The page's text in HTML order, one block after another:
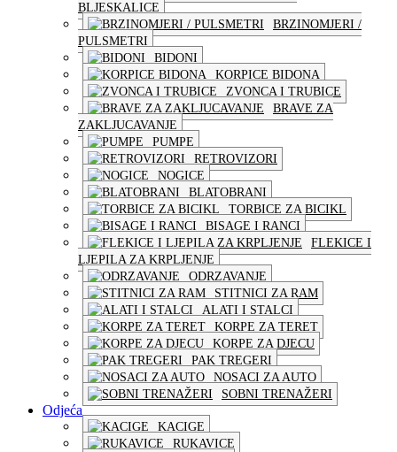
BLJESKALICE
BRZINOMJERI /
PULSMETRI
BIDONI
KORPICE BIDONA
ZVONCA I TRUBICE
BRAVE ZA
ZAKLJUCAVANJE
PUMPE
RETROVIZORI
NOGICE
BLATOBRANI
TORBICE ZA BICIKL
BISAGE I RANCI
FLEKICE I
LJEPILA ZA KRPLJENJE
ODRZAVANJE
STITNICI ZA RAM
ALATI I STALCI
KORPE ZA TERET
KORPE ZA DJECU
PAK TREGERI
NOSACI ZA AUTO
SOBNI TRENAŽERI
Odjeća
KACIGE
RUKAVICE